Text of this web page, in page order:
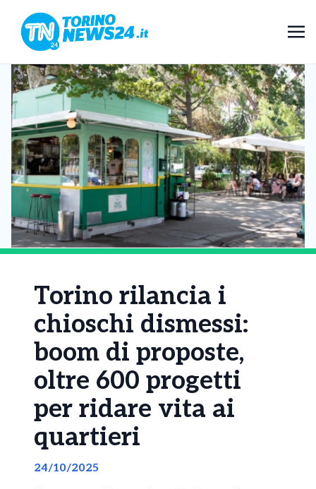
Torino rilancia i
chioschi dismessi:
boom di proposte,
oltre 600 progetti
per ridare vita ai
quartieri
24/10/2025